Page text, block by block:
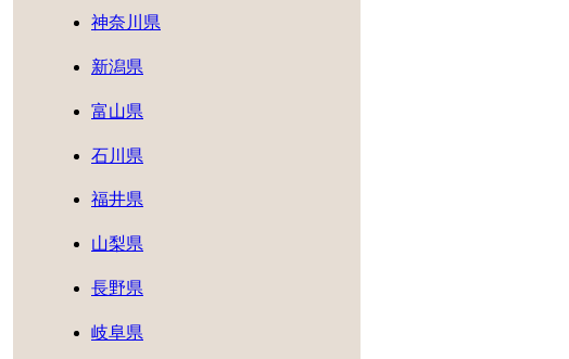
神奈川県
新潟県
富山県
石川県
福井県
山梨県
長野県
岐阜県